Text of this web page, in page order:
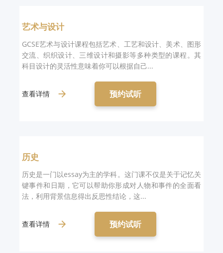
艺术与设计
GCSE艺术与设计课程包括艺术、工艺和设计、美术、图形
交流、织织设计、三维设计和摄影等多种类型的课程。其
科目设计的灵活性意味着你可以根据自己...
查看详情 预约试听
历史
历史是一门以essay为主的学科。这门课不仅是关于记忆关
键事件和日期，它可以帮助你形成对人物和事件的全面看
法，利用背景信息得出反思性结论，这...
查看详情 预约试听